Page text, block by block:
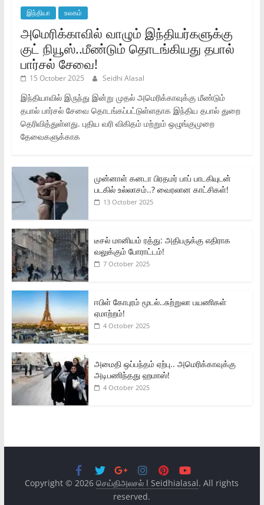
இந்தியா உலகம்
அமெரிக்காவில் வாழும் இந்தியர்களுக்கு
குட் நியூஸ்..மீண்டும் தொடங்கியது தபால்
பார்சல் சேவை!
15 October 2025 Seidhi Alasal
இந்தியாவில் இருந்து இன்று முதல் அமெரிக்காவுக்கு மீண்டும்
தபால் பார்சல் சேவை தொடங்கப்பட்டுள்ளதாக இந்திய தபால் துறை
தெரிவித்துள்ளது. புதிய வரி விகிதம் மற்றும் ஒழுங்குமுறை
தேவைகளுக்காக
முன்னாள் கனடா பிரதமர் பாப் பாடகியுடன்
படகில் உல்லாசம்..? வைரலான காட்சிகள்!
13 October 2025
டீசல் மானியம் ரத்து: அதிபருக்கு எதிராக
வலுக்கும் போராட்டம்!
7 October 2025
ஈபிள் கோபுரம் மூடல்..சுற்றுலா பயணிகள்
ஏமாற்றம்!
4 October 2025
அமைதி ஒப்பந்தம் ஏற்பு.. அமெரிக்காவுக்கு
அடிபணிந்தது ஹமாஸ்!
4 October 2025
Copyright © 2026செய்திஅலசல் l Seidhialasal. All rights
reserved.